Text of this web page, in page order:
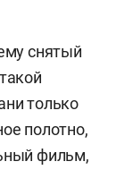
снятый
только
полотно,
фильм,